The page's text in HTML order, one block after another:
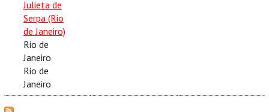
Julieta de
Serpa (Rio
de Janeiro)
Rio de
Janeiro
Rio de
Janeiro